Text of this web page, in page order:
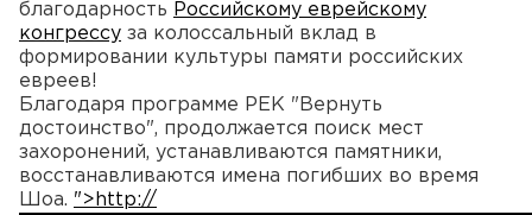
благодарность Российскому еврейскому
конгрессу за колоссальный вклад в
формировании культуры памяти российских
евреев!
Благодаря программе РЕК "Вернуть
достоинство", продолжается поиск мест
захоронений, устанавливаются памятники,
восстанавливаются имена погибших во время
Шоа. ">http://